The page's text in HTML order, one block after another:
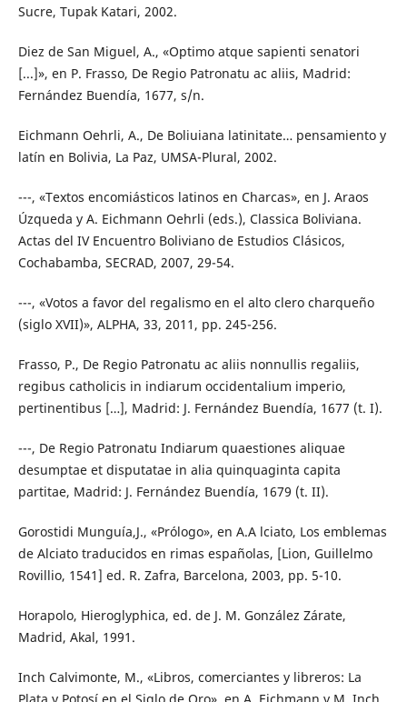
Sucre, Tupak Katari, 2002.
Diez de San Miguel, A., «Optimo atque sapienti senatori
[...]», en P. Frasso, De Regio Patronatu ac aliis, Madrid:
Fernández Buendía, 1677, s/n.
Eichmann Oehrli, A., De Boliuiana latinitate… pensamiento y
latín en Bolivia, La Paz, UMSA-Plural, 2002.
---, «Textos encomiásticos latinos en Charcas», en J. Araos
Úzqueda y A. Eichmann Oehrli (eds.), Classica Boliviana.
Actas del IV Encuentro Boliviano de Estudios Clásicos,
Cochabamba, SECRAD, 2007, 29-54.
---, «Votos a favor del regalismo en el alto clero charqueño
(siglo XVII)», ALPHA, 33, 2011, pp. 245-256.
Frasso, P., De Regio Patronatu ac aliis nonnullis regaliis,
regibus catholicis in indiarum occidentalium imperio,
pertinentibus […], Madrid: J. Fernández Buendía, 1677 (t. I).
---, De Regio Patronatu Indiarum quaestiones aliquae
desumptae et disputatae in alia quinquaginta capita
partitae, Madrid: J. Fernández Buendía, 1679 (t. II).
Gorostidi Munguía,J., «Prólogo», en A.A lciato, Los emblemas
de Alciato traducidos en rimas españolas, [Lion, Guillelmo
Rovillio, 1541] ed. R. Zafra, Barcelona, 2003, pp. 5-10.
Horapolo, Hieroglyphica, ed. de J. M. González Zárate,
Madrid, Akal, 1991.
Inch Calvimonte, M., «Libros, comerciantes y libreros: La